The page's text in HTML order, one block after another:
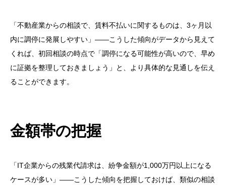
「不動産業からの相談で、賃料不払いに関するものは、3ヶ月以
内に調停に発展しやすい」——こうした傾向がデータから見えて
くれば、初回相談の時点で「調停になる可能性が高いので、早め
に証拠を整理しておきましょう」と、より具体的な見通しを伝え
ることができます。
金額帯の把握
「IT企業からの残業代請求は、紛争金額が1,000万円以上になる
ケースが多い」——こうした傾向を把握しておけば、類似の相談